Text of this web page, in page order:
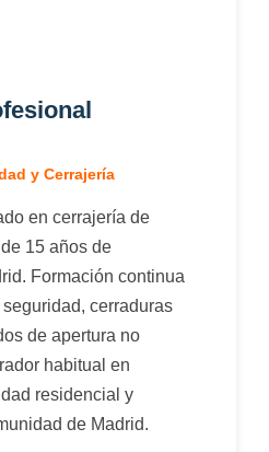
y Cerrajería
en cerrajería de
15 años de
Formación continua
cerraduras
de apertura no
habitual en
residencial y
de Madrid.